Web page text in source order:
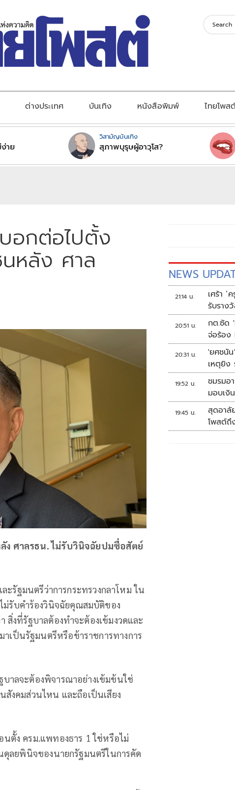
ต่างประเทศ บันเทิง หนังสือพิมพ์ ไทยโพส
าย
วิสามัญบันเทิง
สุภาพบุรุษผู้อาวุโส?
อกต่อไปตั้ง
หลัง ศาล
ศาลรธน. ไม่รับวินิจฉัยปมซื่อสัตย์
ะรัฐมนตรีว่าการกระทรวงกลาโหม ใน
รับคำร้องวินิจฉัยคุณสมบัติของ
สิ่งที่รัฐบาลต้องทำจะต้องเข้มงวดและ
เป็นรัฐมนตรีหรือข้าราชการทางการ
บาลจะต้องพิจารณาอย่างเข้มข้นใช่
สังคมส่วนไหน และถือเป็นเสียง
นตั้ง ครม.แพทองธาร 1 ใช่หรือไม่
ดุลยพินิจของนายกรัฐมนตรีในการคัด
NEWS
21:14 น.
เศร้า ‘
รับราง
20:51 น.
กต.ซัด
จ่อร้อง
20:31 น.
'ยศชนั
เหตุยิง
ร่วมบริ
19:52 น.
ชมรมอ
มอบเงิ
แก่โรง
19:45 น.
สุดอาลั
โพสต์ถึ